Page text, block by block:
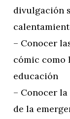
divulgación
– Conocer
cómic como
educación
– Conocer
de la